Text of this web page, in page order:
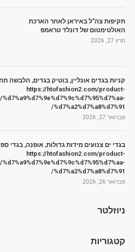
תקיפות צה"ל באיראן לאחר הארכת
האולטימטום של דונלד טראמפ
מרץ 27, 2026
קניות בגדים אונליין, בוטיק בגדים, הלבשה
https://htofashion2.com/product-
%d7%a2%d7%a8%d7%91/
פברואר 27, 2026
בגדי ים צנועים מידות גדולות, אופנה, בגדי
https://htofashion2.com/product-
%d7%a2%d7%a8%d7%91/
פברואר 26, 2026
ניוזלטר
קטגוריות